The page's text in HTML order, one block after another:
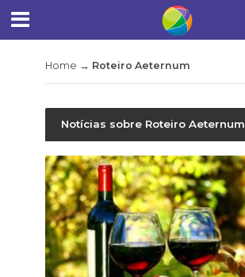
Home → Roteiro Aeternum
Notícias sobre Roteiro Aeternum